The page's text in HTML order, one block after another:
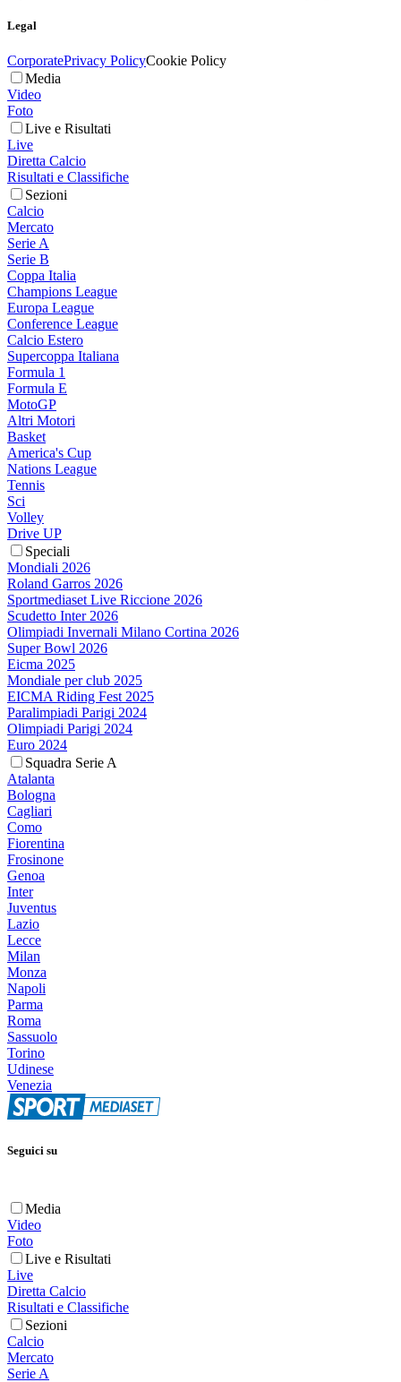
Legal
CorporatePrivacy PolicyCookie Policy
Media
Video
Foto
Live e Risultati
Live
Diretta Calcio
Risultati e Classifiche
Sezioni
Calcio
Mercato
Serie A
Serie B
Coppa Italia
Champions League
Europa League
Conference League
Calcio Estero
Supercoppa Italiana
Formula 1
Formula E
MotoGP
Altri Motori
Basket
America's Cup
Nations League
Tennis
Sci
Volley
Drive UP
Speciali
Mondiali 2026
Roland Garros 2026
Sportmediaset Live Riccione 2026
Scudetto Inter 2026
Olimpiadi Invernali Milano Cortina 2026
Super Bowl 2026
Eicma 2025
Mondiale per club 2025
EICMA Riding Fest 2025
Paralimpiadi Parigi 2024
Olimpiadi Parigi 2024
Euro 2024
Squadra Serie A
Atalanta
Bologna
Cagliari
Como
Fiorentina
Frosinone
Genoa
Inter
Juventus
Lazio
Lecce
Milan
Monza
Napoli
Parma
Roma
Sassuolo
Torino
Udinese
Venezia
Seguici su
Media
Video
Foto
Live e Risultati
Live
Diretta Calcio
Risultati e Classifiche
Sezioni
Calcio
Mercato
Serie A